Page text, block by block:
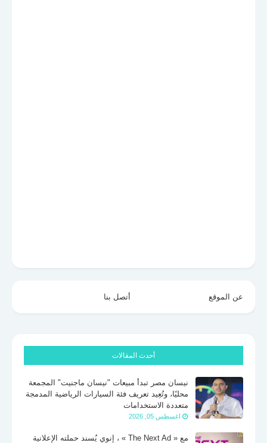
عن الموقع أتصل بنا
أحدث المقالات
نيسان مصر تبدأ مبيعات "نيسان ماجنيت" المجمعة
محليًا، وتُعِيد تعريف فئة السيارات الرياضية المدمجة
متعددة الاستخدامات
اغسطس 05, 2026
مع « The Next Ad » ، إنوي يُسند حملته الإعلانية